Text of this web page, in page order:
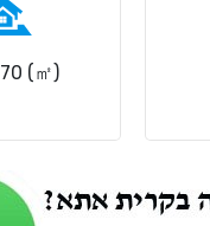
70 (㎡)